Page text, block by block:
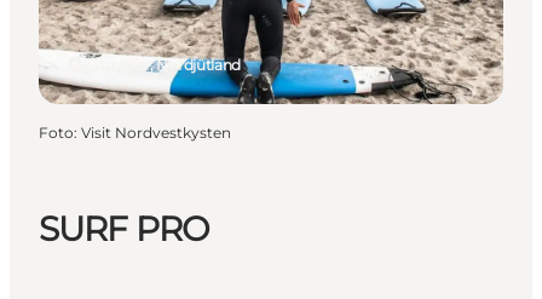
SURF PRO
Klitmøller, Nordjütland
Foto: Visit Nordvestkysten